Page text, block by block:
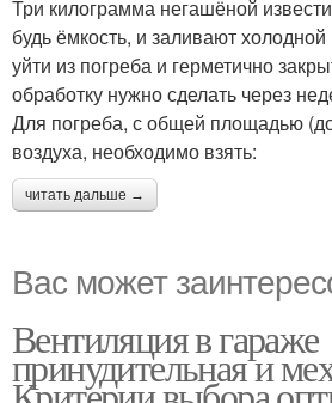
Три килограмма негашёной
будь ёмкость, и заливают
уйти из погреба и герметично
обработку нужно сделать через
Для погреба, с общей площадью
воздуха, необходимо взять:
читать дальше →
Вас может
Вентиляция в гараже
принудительная и